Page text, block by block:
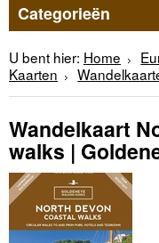
Categorieën
U bent hier: Home
Kaarten
Wandelkaart
walks |